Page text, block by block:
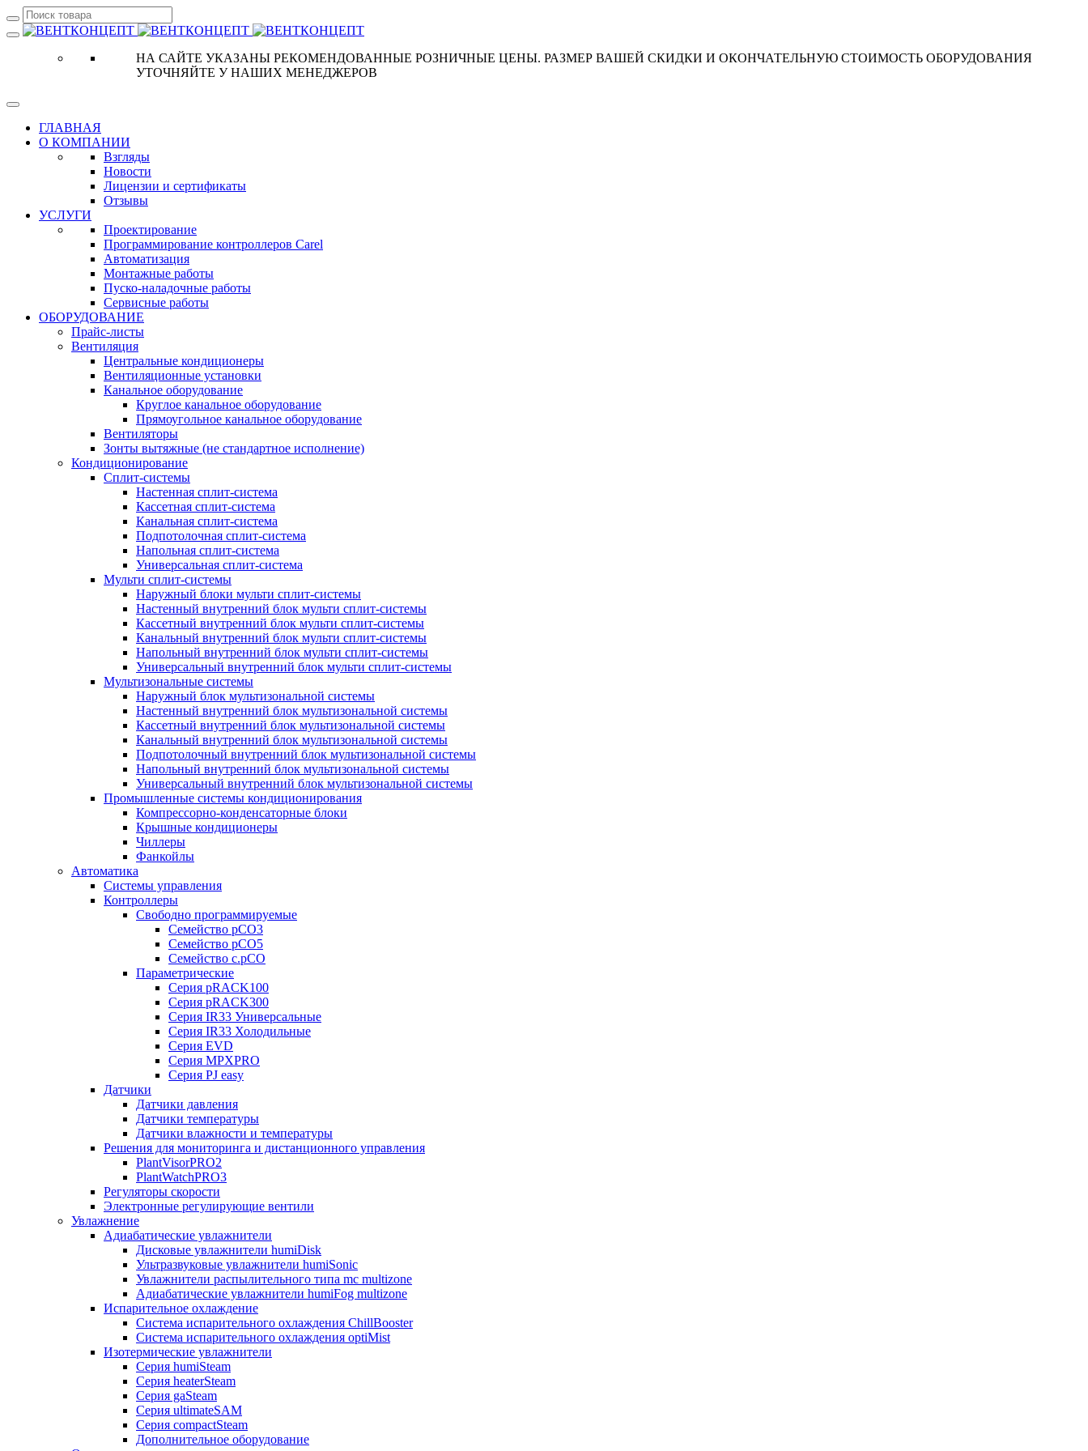
НА САЙТЕ УКАЗАНЫ РЕКОМЕНДОВАННЫЕ РОЗНИЧНЫЕ ЦЕНЫ. РАЗМЕР ВАШЕЙ СКИДКИ И ОКОНЧАТЕЛЬНУЮ СТОИМОСТЬ ОБОРУДОВАНИЯ
УТОЧНЯЙТЕ У НАШИХ МЕНЕДЖЕРОВ
ГЛАВНАЯ
О КОМПАНИИ
Взгляды
Новости
Лицензии и сертификаты
Отзывы
УСЛУГИ
Проектирование
Программирование контроллеров Carel
Автоматизация
Монтажные работы
Пуско-наладочные работы
Сервисные работы
ОБОРУДОВАНИЕ
Прайс-листы
Вентиляция
Центральные кондиционеры
Вентиляционные установки
Канальное оборудование
Круглое канальное оборудование
Прямоугольное канальное оборудование
Вентиляторы
Зонты вытяжные (не стандартное исполнение)
Кондиционирование
Сплит-системы
Настенная сплит-система
Кассетная сплит-система
Канальная сплит-система
Подпотолочная сплит-система
Напольная сплит-система
Универсальная сплит-система
Мульти сплит-системы
Наружный блоки мульти сплит-системы
Настенный внутренний блок мульти сплит-системы
Кассетный внутренний блок мульти сплит-системы
Канальный внутренний блок мульти сплит-системы
Напольный внутренний блок мульти сплит-системы
Универсальный внутренний блок мульти сплит-системы
Мультизональные системы
Наружный блок мультизональной системы
Настенный внутренний блок мультизональной системы
Кассетный внутренний блок мультизональной системы
Канальный внутренний блок мультизональной системы
Подпотолочный внутренний блок мультизональной системы
Напольный внутренний блок мультизональной системы
Универсальный внутренний блок мультизональной системы
Промышленные системы кондиционирования
Компрессорно-конденсаторные блоки
Крышные кондиционеры
Чиллеры
Фанкойлы
Автоматика
Системы управления
Контроллеры
Свободно программируемые
Семейство pCO3
Семейство pCO5
Семейство c.pCO
Параметрические
Серия pRACK100
Серия pRACK300
Серия IR33 Универсальные
Серия IR33 Холодильные
Серия EVD
Серия MPXPRO
Серия PJ easy
Датчики
Датчики давления
Датчики температуры
Датчики влажности и температуры
Решения для мониторинга и дистанционного управления
PlantVisorPRO2
PlantWatchPRO3
Регуляторы скорости
Электронные регулирующие вентили
Увлажнение
Адиабатические увлажнители
Дисковые увлажнители humiDisk
Ультразвуковые увлажнители humiSonic
Увлажнители распылительного типа mc multizone
Адиабатические увлажнители humiFog multizone
Испарительное охлаждение
Система испарительного охлаждения ChillBooster
Система испарительного охлаждения optiMist
Изотермические увлажнители
Серия humiSteam
Серия heaterSteam
Серия gaSteam
Серия ultimateSAM
Серия compactSteam
Дополнительное оборудование